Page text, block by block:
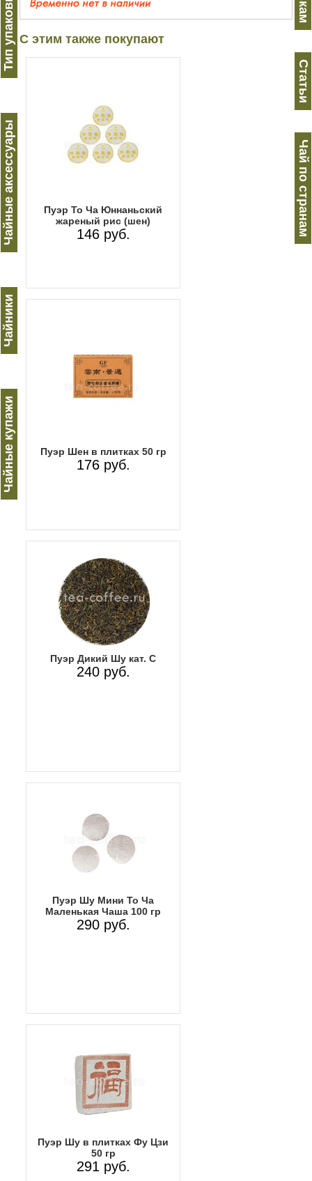
Тип упаковки
Чайные аксессуары
Чайники
Чайные купажи
С этим также покупают
Пуэр То Ча Юннаньский
жареный рис (шен)
146 руб.
Пуэр Шен в плитках 50 гр
176 руб.
Пуэр Дикий Шу кат. С
240 руб.
Пуэр Шу Мини То Ча
Маленькая Чаша 100 гр
290 руб.
Пуэр Шу в плитках Фу Цзи
50 гр
291 руб.
Статьи
Чай по странам